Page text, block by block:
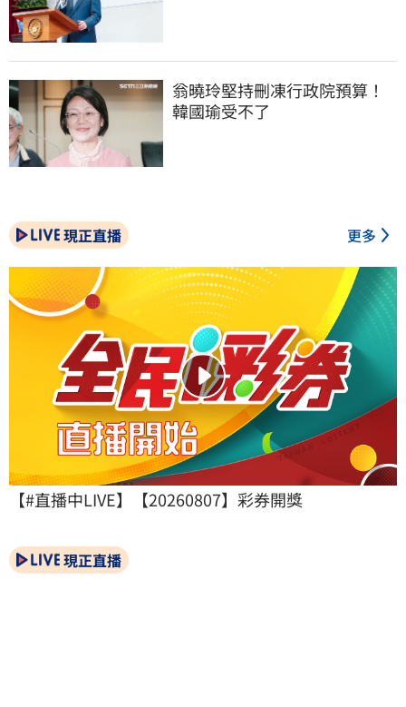
翁曉玲堅持刪凍行政院預算！
韓國瑜受不了
現正直播 更多
【#直播中LIVE】【20260807】彩券開獎
現正直播